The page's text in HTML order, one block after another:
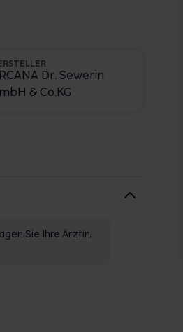
Dr. Sewerin
& Co.KG
Sie Ihre Ärztin,